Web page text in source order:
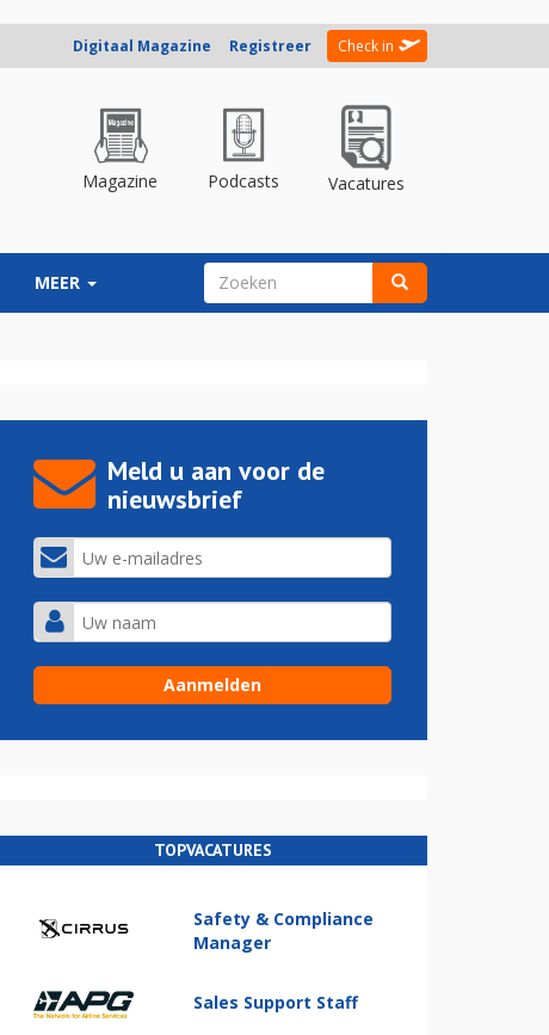
Digitaal Magazine Registreer Check in
Magazine Podcasts Vacatures
MEER ZOEKVELD
Meld u aan voor de
nieuwsbrief
TOPVACATURES
Safety & Compliance
Manager
Sales Support Staff